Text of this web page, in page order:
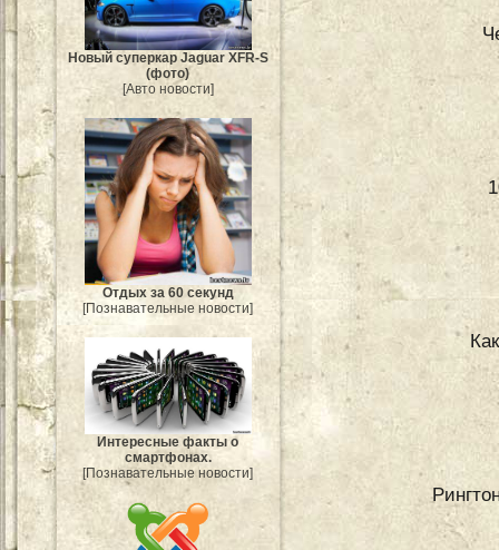
Новый суперкар Jaguar XFR-S
(фото)
[Авто новости]
Отдых за 60 секунд
[Познавательные новости]
Интересные факты о
смартфонах.
[Познавательные новости]